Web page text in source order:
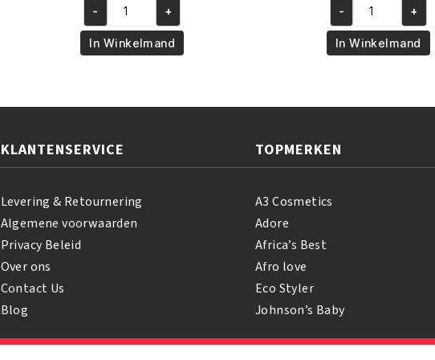
was:
€6.95.
is:
€5.95.
African
Pride
Shea
Pudding
425
- +
In Winkelmand
was:
€6.95.
is:
€5.95.
African
Pride
Olive
355
ml
- +
In Winkelmand
KLANTENSERVICE
Levering & Retournering
Algemene voorwaarden
Privacy Beleid
Over ons
Contact Us
Blog
TOPMERKEN
A3 Cosmetics
Adore
Africa’s Best
Afro love
Eco Styler
Johnson’s Baby